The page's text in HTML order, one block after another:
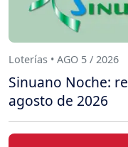
Loterías • AGO 5 / 2026
Sinuano Noche:
agosto de 2026